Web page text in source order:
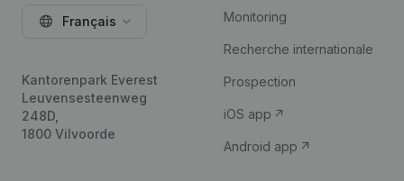
Français
Kantorenpark Everest
Leuvensesteenweg
248D,
1800 Vilvoorde
Monitoring
Recherche internationale
Prospection
iOS app
Android app